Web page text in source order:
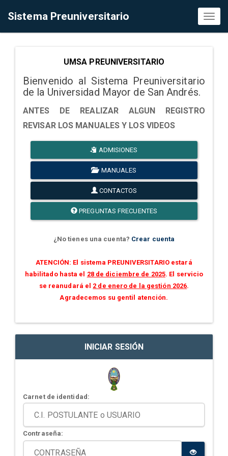
Sistema Preuniversitario
UMSA PREUNIVERSITARIO
Bienvenido al Sistema Preuniversitario
de la Universidad Mayor de San Andrés.
ANTES DE REALIZAR ALGUN REGISTRO
REVISAR LOS MANUALES Y LOS VIDEOS
ADMISIONES
MANUALES
CONTACTOS
PREGUNTAS FRECUENTES
¿No tienes una cuenta? Crear cuenta
ATENCIÓN: El sistema PREUNIVERSITARIO estará
habilitado hasta el 28 de diciembre de 2025. El servicio
se reanudará el 2 de enero de la gestión 2026.
Agradecemos su gentil atención.
INICIAR SESIÓN
Carnet de identidad:
Contraseña: